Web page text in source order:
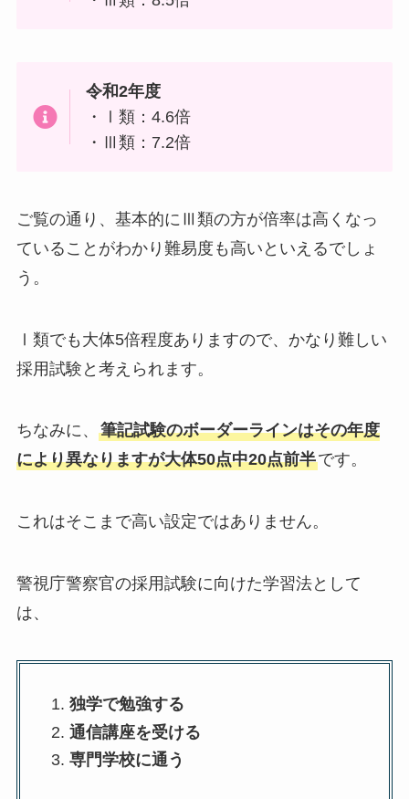
令和2年度
・Ⅰ類：4.6倍
・Ⅲ類：7.2倍
ご覧の通り、基本的にⅢ類の方が倍率は高くなっ
ていることがわかり難易度も高いといえるでしょ
う。
Ⅰ類でも大体5倍程度ありますので、かなり難しい
採用試験と考えられます。
ちなみに、 筆記試験のボーダーラインはその年度
により異なりますが大体50点中20点前半です。
これはそこまで高い設定ではありません。
警視庁警察官の採用試験に向けた学習法として
は、
独学で勉強する
通信講座を受ける
専門学校に通う